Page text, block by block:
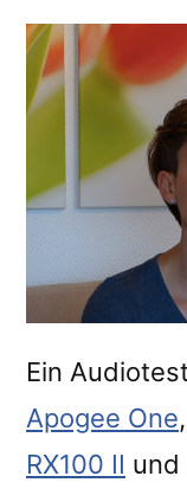
Ein
Apogee One
RX100 II und